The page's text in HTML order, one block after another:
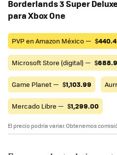
Borderlands 3 Super
para Xbox One
PVP en Amazon México — $
Microsoft Store (digital) — $
Game Planet — $1,103.99
Mercado Libre — $1,299.00
El precio podría variar. Obtenemos